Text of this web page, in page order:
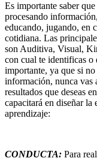
Es importante saber
procesando
educando, jugando, en
cotidiana. Las
son Auditiva, Visual,
con cual te identificas o
importante, ya que si
información, nunca vas
resultados que deseas
capacitará en diseñar la
aprendizaje:
CONDUCTA: Para